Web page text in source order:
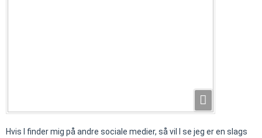
Hvis I finder mig på andre sociale medier, så vil I se jeg er en slags